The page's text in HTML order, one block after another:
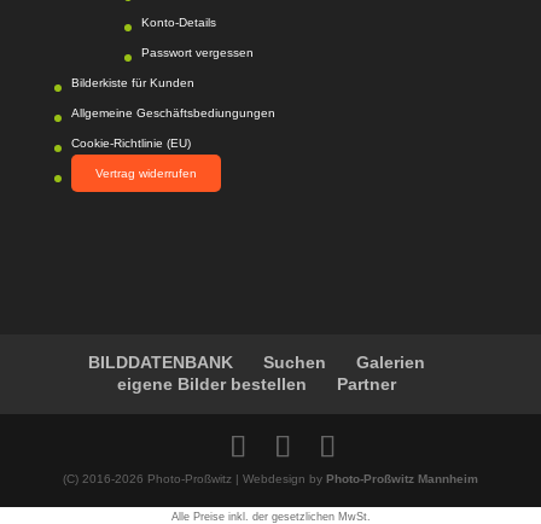
Konto-Details
Passwort vergessen
Bilderkiste für Kunden
Allgemeine Geschäftsbediungungen
Cookie-Richtlinie (EU)
Vertrag widerrufen
BILDDATENBANK Suchen
Galerien
eigene Bilder bestellen
Partner
(C) 2016-2026 Photo-Proßwitz | Webdesign by Photo-Proßwitz Mannheim
Alle Preise inkl. der gesetzlichen MwSt.